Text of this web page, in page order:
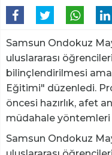
Samsun Ondokuz
uluslararası
bilinçlendirilmesi
Eğitimi" düzenledi.
öncesi hazırlık, afet
müdahale yöntemleri
Samsun Ondokuz